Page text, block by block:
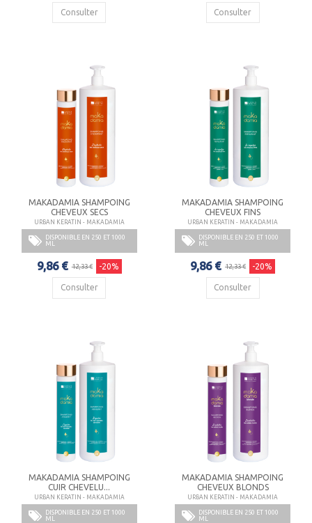
Consulter Consulter
MAKADAMIA SHAMPOING
CHEVEUX SECS
URBAN KERATIN - MAKADAMIA
DISPONIBLE EN 250 ET 1000
ML
9,86 € 12,33 € -20%
Consulter
MAKADAMIA SHAMPOING
CHEVEUX FINS
URBAN KERATIN - MAKADAMIA
DISPONIBLE EN 250 ET 1000
ML
9,86 € 12,33 € -20%
Consulter
MAKADAMIA SHAMPOING
CUIR CHEVELU...
URBAN KERATIN - MAKADAMIA
DISPONIBLE EN 250 ET 1000
ML
MAKADAMIA SHAMPOING
CHEVEUX BLONDS
URBAN KERATIN - MAKADAMIA
DISPONIBLE EN 250 ET 1000
ML